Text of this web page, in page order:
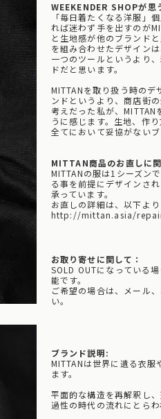
WEEKENDER SHOPが思
「毎日着たくなる洋服」
れば迷わず手を出すのが
と生地感が他のブランド
を組み合わせたデザイン
一つのツールというより
ドだと思います。
MITTANを取り扱う時の
ンドというより、商店街
考えだった私が、
うに感じます。生地、作
全てにおいて妥協がないブ
MITTAN商品のお直しに
MITTANの服は1シーズン
る事を前提にデザインさ
承っています。
お直しの詳細は、以下より
http://mittan.asia/
お取り寄せに関して：
SOLD OUTになっている
能です。
ご希望の場合は、メール
い。
ブランド説明:
MITTANは世界に遺る衣
ます。
平面的な構造を再解釈し
過性の時代の流れにとら